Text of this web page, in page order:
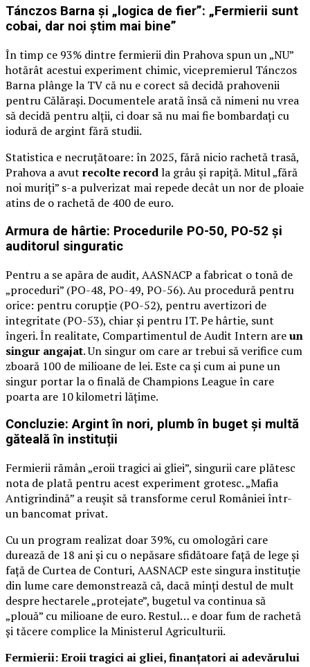
Tánczos Barna și „logica de fier”: „Fermierii sunt
cobai, dar noi știm mai bine”
În timp ce 93% dintre fermierii din Prahova spun un „NU”
hotărât acestui experiment chimic, vicepremierul Tánczos
Barna plânge la TV că nu e corect să decidă prahovenii
pentru Călărași. Documentele arată însă că nimeni nu vrea
să decidă pentru alții, ci doar să nu mai fie bombardați cu
iodură de argint fără studii.
Statistica e necruțătoare: în 2025, fără nicio rachetă trasă,
Prahova a avut recolte recordla grâu și rapiță. Mitul „fără
noi muriți” s-a pulverizat mai repede decât un nor de ploaie
atins de o rachetă de 400 de euro.
Armura de hârtie: Procedurile PO-50, PO-52 și
auditorul singuratic
Pentru a se apăra de audit, AASNACP a fabricat o tonă de
„proceduri” (PO-48, PO-49, PO-56). Au procedură pentru
orice: pentru corupție (PO-52), pentru avertizori de
integritate (PO-53), chiar și pentru IT. Pe hârtie, sunt
îngeri. În realitate, Compartimentul de Audit Intern areun
singur angajat. Un singur om care ar trebui să verifice cum
zboară 100 de milioane de lei. Este ca și cum ai pune un
singur portar la o finală de Champions League în care
poarta are 10 kilometri lățime.
Concluzie: Argint în nori, plumb în buget și multă
găteală în instituții
Fermierii rămân „eroii tragici ai gliei”, singurii care plătesc
nota de plată pentru acest experiment grotesc. „Mafia
Antigrindină” a reușit să transforme cerul României într-
un bancomat privat.
Cu un program realizat doar 39%, cu omologări care
durează de 18 ani și cu o nepăsare sfidătoare față de lege și
față de Curtea de Conturi, AASNACP este singura instituție
din lume care demonstrează că, dacă minți destul de mult
despre hectarele „protejate”, bugetul va continua să
„plouă” cu milioane de euro. Restul… e doar fum de rachetă
și tăcere complice la Ministerul Agriculturii.
Fermierii: Eroii tragici ai gliei, finanțatori ai adevărului